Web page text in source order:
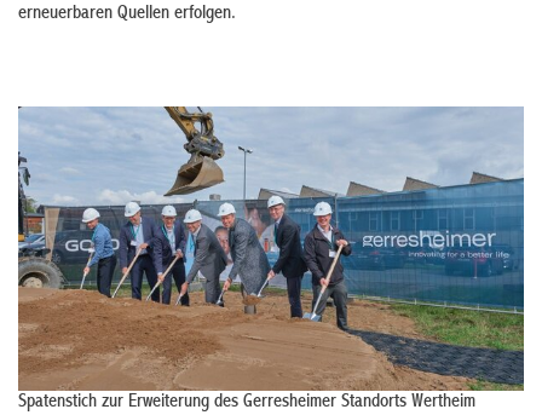
erneuerbaren Quellen erfolgen.
Spatenstich zur Erweiterung des Gerresheimer Standorts Wertheim